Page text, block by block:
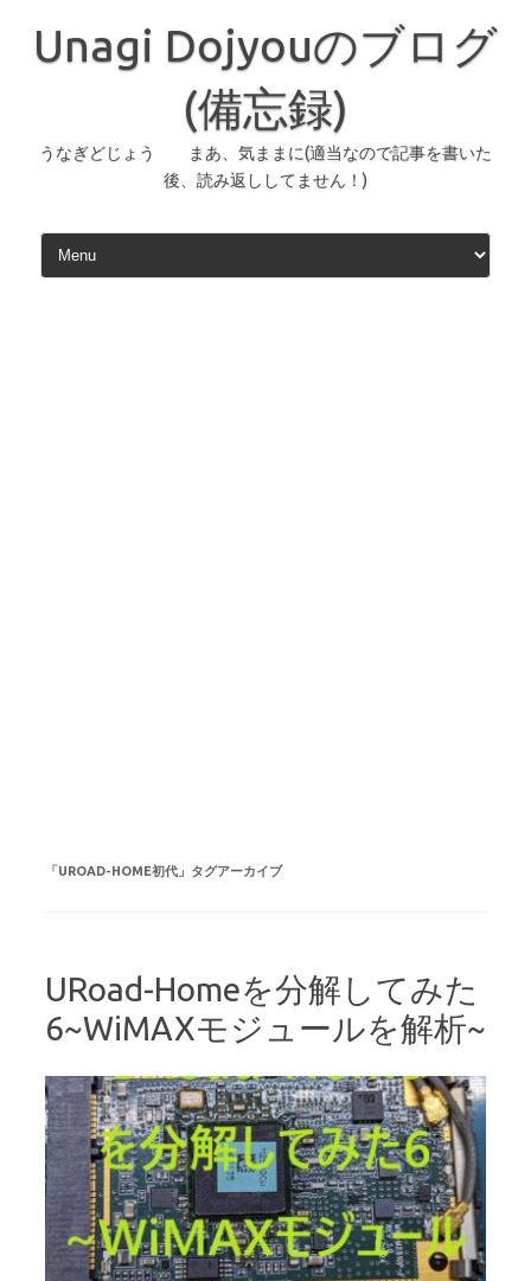
ン
プ
Unagi Dojyouのブログ
(備忘録)
うなぎどじょう まあ、気ままに(適当なので記事を書いた
後、読み返ししてません！)
「UROAD-HOME初代 」タグアーカイブ
URoad-Homeを分解してみた
6~WiMAXモジュールを解析~